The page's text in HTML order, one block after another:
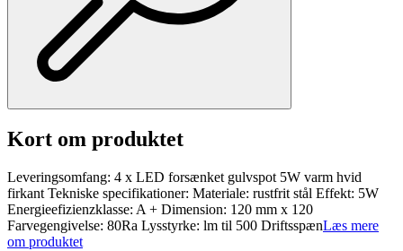
Kort om produktet
Leveringsomfang: 4 x LED forsænket gulvspot 5W varm hvid
firkant Tekniske specifikationer: Materiale: rustfrit stål Effekt: 5W
Energieefizienzklasse: A + Dimension: 120 mm x 120
Farvegengivelse: 80Ra Lysstyrke: lm til 500 DriftsspænLæs mere
om produktet